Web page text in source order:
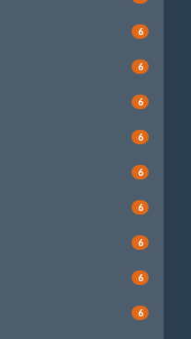
6
6
6
6
6
6
6
6
6